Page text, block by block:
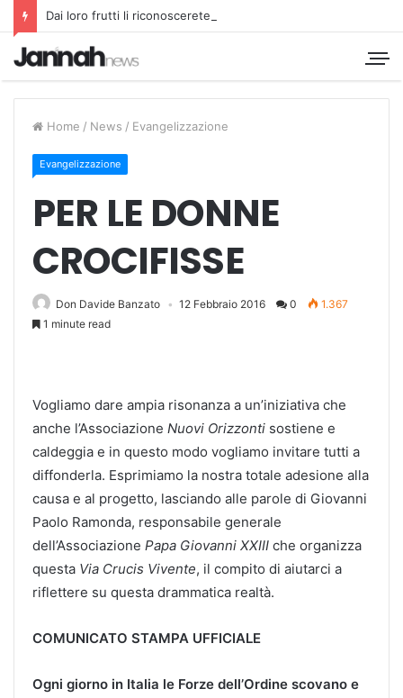
Dai loro frutti li riconoscerete
Home / News / Evangelizzazione
Evangelizzazione
PER LE DONNE
CROCIFISSE
Don Davide Banzato 12 Febbraio 2016 0
1.367
1 minute read
Vogliamo dare ampia risonanza a un’iniziativa che
anche l’Associazione Nuovi Orizzonti sostiene e
caldeggia e in questo modo vogliamo invitare tutti a
diffonderla. Esprimiamo la nostra totale adesione alla
causa e al progetto, lasciando alle parole di Giovanni
Paolo Ramonda, responsabile generale
dell’Associazione Papa Giovanni XXIII che organizza
questa Via Crucis Vivente, il compito di aiutarci a
riflettere su questa drammatica realtà.
COMUNICATO STAMPA UFFICIALE
Ogni giorno in Italia le Forze dell’Ordine scovano e